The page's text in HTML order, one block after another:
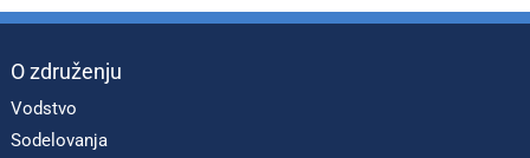
O združenju
Vodstvo
Sodelovanja